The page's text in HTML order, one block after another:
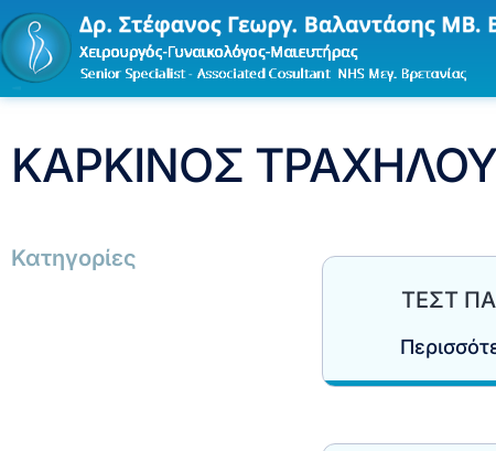
ΚΑΡΚΙΝΟΣ ΤΡΑΧΗΛΟΥ
Κατηγορίες
ΤΕΣΤ